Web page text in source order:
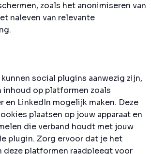
zoals het anonimiseren van
naleven van relevante
social plugins aanwezig zijn,
inhoud op platformen zoals
en LinkedIn mogelijk maken. Deze
plaatsen op jouw apparaat en
die verband houdt met jouw
plugin. Zorg ervoor dat je het
deze platformen raadpleegt voor